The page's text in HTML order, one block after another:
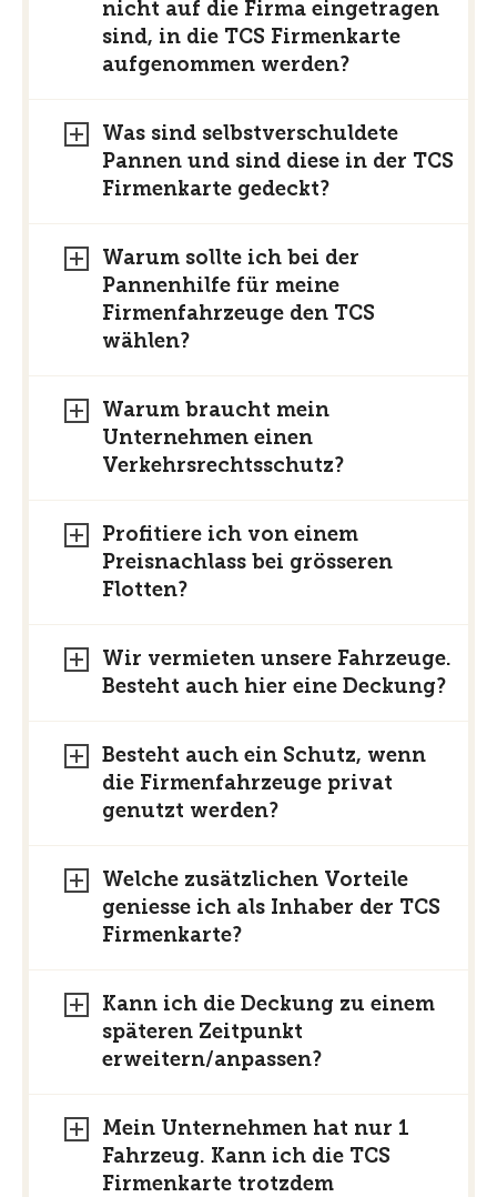
nicht auf die Firma eingetragen
sind, in die TCS Firmenkarte
aufgenommen werden?
Was sind selbstverschuldete
Pannen und sind diese in der TCS
Firmenkarte gedeckt?
Warum sollte ich bei der
Pannenhilfe für meine
Firmenfahrzeuge den TCS
wählen?
Warum braucht mein
Unternehmen einen
Verkehrsrechtsschutz?
Profitiere ich von einem
Preisnachlass bei grösseren
Flotten?
Wir vermieten unsere Fahrzeuge.
Besteht auch hier eine Deckung?
Besteht auch ein Schutz, wenn
die Firmenfahrzeuge privat
genutzt werden?
Welche zusätzlichen Vorteile
geniesse ich als Inhaber der TCS
Firmenkarte?
Kann ich die Deckung zu einem
späteren Zeitpunkt
erweitern/anpassen?
Mein Unternehmen hat nur 1
Fahrzeug. Kann ich die TCS
Firmenkarte trotzdem